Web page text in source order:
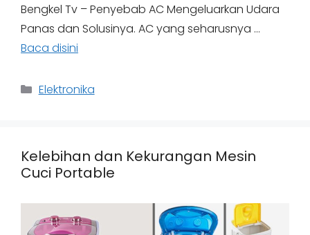
Bengkel Tv – Penyebab AC Mengeluarkan Udara
Panas dan Solusinya. AC yang seharusnya …
Baca disini
Categories
Elektronika
Kelebihan dan Kekurangan Mesin
Cuci Portable